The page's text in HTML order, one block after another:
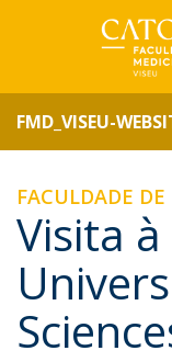
FMD_VISEU-
FACULDADE
Visita